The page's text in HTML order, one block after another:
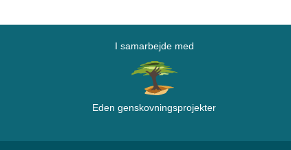
I samarbejde med
Eden genskovningsprojekter